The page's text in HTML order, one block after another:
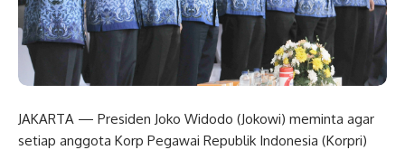
JAKARTA — Presiden Joko Widodo (Jokowi) meminta agar
setiap anggota Korp Pegawai Republik Indonesia (Korpri)